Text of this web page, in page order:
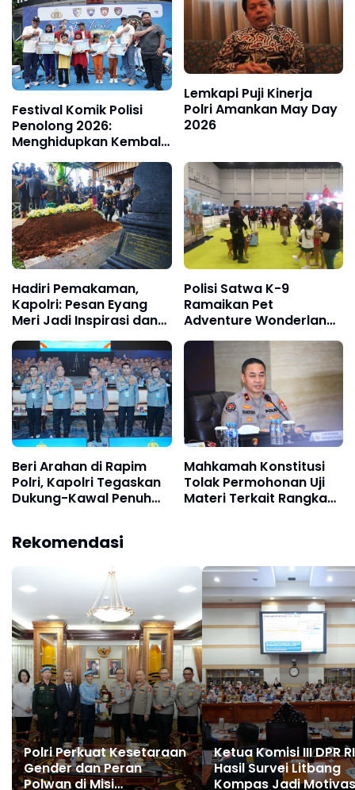
Festival Komik Polisi
Penolong 2026:
Menghidupkan Kembali
Wajah Humanis Polri
Lewat Komik, Aksi, dan
Dialog Publik
Lemkapi Puji Kinerja
Polri Amankan May Day
2026
Hadiri Pemakaman,
Kapolri: Pesan Eyang
Meri Jadi Inspirasi dan
Semangat Keluarga
Besar Polri
Polisi Satwa K-9
Ramaikan Pet
Adventure Wonderland
di PIK, Edukasi
Masyarakat Disambut
Antusias
Beri Arahan di Rapim
Polri, Kapolri Tegaskan
Dukung-Kawal Penuh
Mahkamah Konstitusi
Tolak Permohonan Uji
Materi Terkait Rangkap
Rekomendasi
Polri Perkuat Kesetaraan
Gender dan Peran
Polwan di Misi
Ketua Komisi III DPR
Hasil Survei Litbang
Kompas Jadi